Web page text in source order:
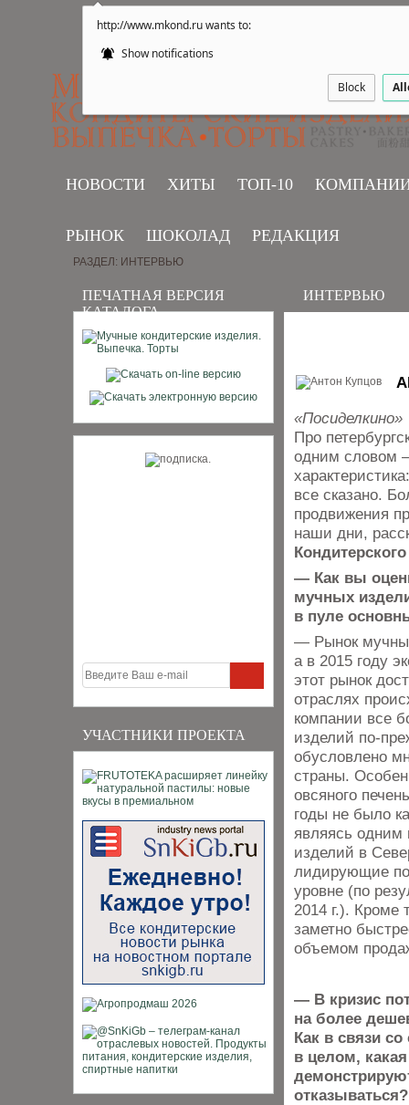
http://www.mkond.ru wants to:
Show notifications
Block
НОВОСТИ ХИТЫ ТОП-10
РЫНОК ШОКОЛАД РЕДАКЦИЯ
ПЕЧАТНАЯ ВЕРСИЯ
КАТАЛОГА
УЧАСТНИКИ ПРОЕКТА
РАЗДЕЛ: ИНТЕРВЬЮ
ИНТЕРВЬЮ
«Посиделкино»
Про
одним словом
все сказано.
продвижения
наши дни,
— Как вы
мучных
в пуле
— Рынок мучных
а в 2015 году
этот рынок
отраслях
компании все
изделий по-
обусловлено
страны.
овсяного
годы не было
являясь одним
изделий в
лидирующие
уровне (по
2014 г.). Кроме
заметно
объемом
— В кризис
на более
Как в связи
в целом,
отказываться?